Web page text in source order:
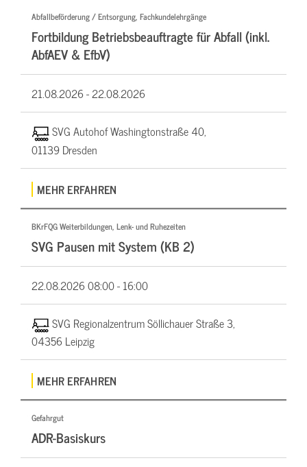
Abfallbeförderung / Entsorgung, Fachkundelehrgänge
Fortbildung Betriebsbeauftragte für Abfall (inkl.
AbfAEV & EfbV)
21.08.2026 -22.08.2026
SVG Autohof Washingtonstraße 40,
01139 Dresden
MEHR ERFAHREN
BKrFQG Weiterbildungen, Lenk- und Ruhezeiten
SVG Pausen mit System (KB 2)
22.08.202608:00 - 16:00
SVG Regionalzentrum Söllichauer Straße 3,
04356 Leipzig
MEHR ERFAHREN
Gefahrgut
ADR-Basiskurs